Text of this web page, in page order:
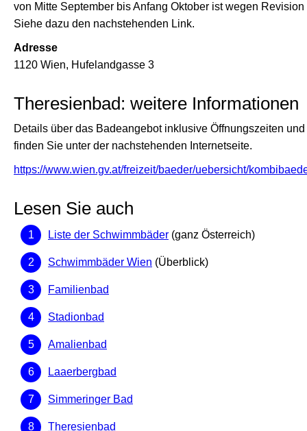
von Mitte September bis Anfang Oktober ist wegen
Siehe dazu den nachstehenden Link.
Adresse
1120 Wien, Hufelandgasse 3
Theresienbad: weitere Informationen
Details über das Badeangebot inklusive Öffnungszeiten
finden Sie unter der nachstehenden Internetseite.
https://www.wien.gv.at/freizeit/baeder/uebersicht/
Lesen Sie auch
Liste der Schwimmbäder (ganz Österreich)
Schwimmbäder Wien (Überblick)
Familienbad
Stadionbad
Amalienbad
Laaerbergbad
Simmeringer Bad
Theresienbad